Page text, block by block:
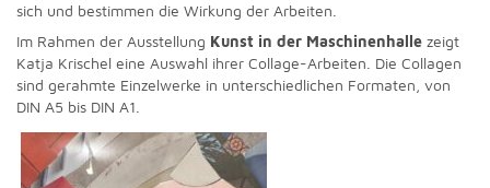
sich und bestimmen die Wirkung der Arbeiten.
Im Rahmen der Ausstellung Kunst in der Maschinenhalle zeigt
Katja Krischel eine Auswahl ihrer Collage-Arbeiten. Die Collagen
sind gerahmte Einzelwerke in unterschiedlichen Formaten, von
DIN A5 bis DIN A1.